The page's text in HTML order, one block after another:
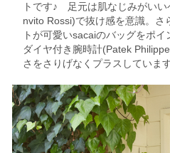
トです♪ 足元は肌なじみがい
nvito Rossi)で抜け感を意識。さ
トが可愛いsacaiのバッグをポ
ダイヤ付き腕時計(Patek
さをさりげなくプラスしています